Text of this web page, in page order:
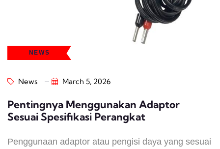
NEWS
News March 5, 2026
Pentingnya Menggunakan Adaptor
Sesuai Spesifikasi Perangkat
Penggunaan adaptor atau pengisi daya yang sesuai